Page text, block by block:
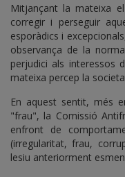
Mitjançant la mateixa
corregir i perseguir
esporàdics i
observança de la
perjudici als interessos
mateixa percep la
En aquest sentit, més
"frau", la Comissió
enfront de
(irregularitat, frau,
lesiu anteriorment